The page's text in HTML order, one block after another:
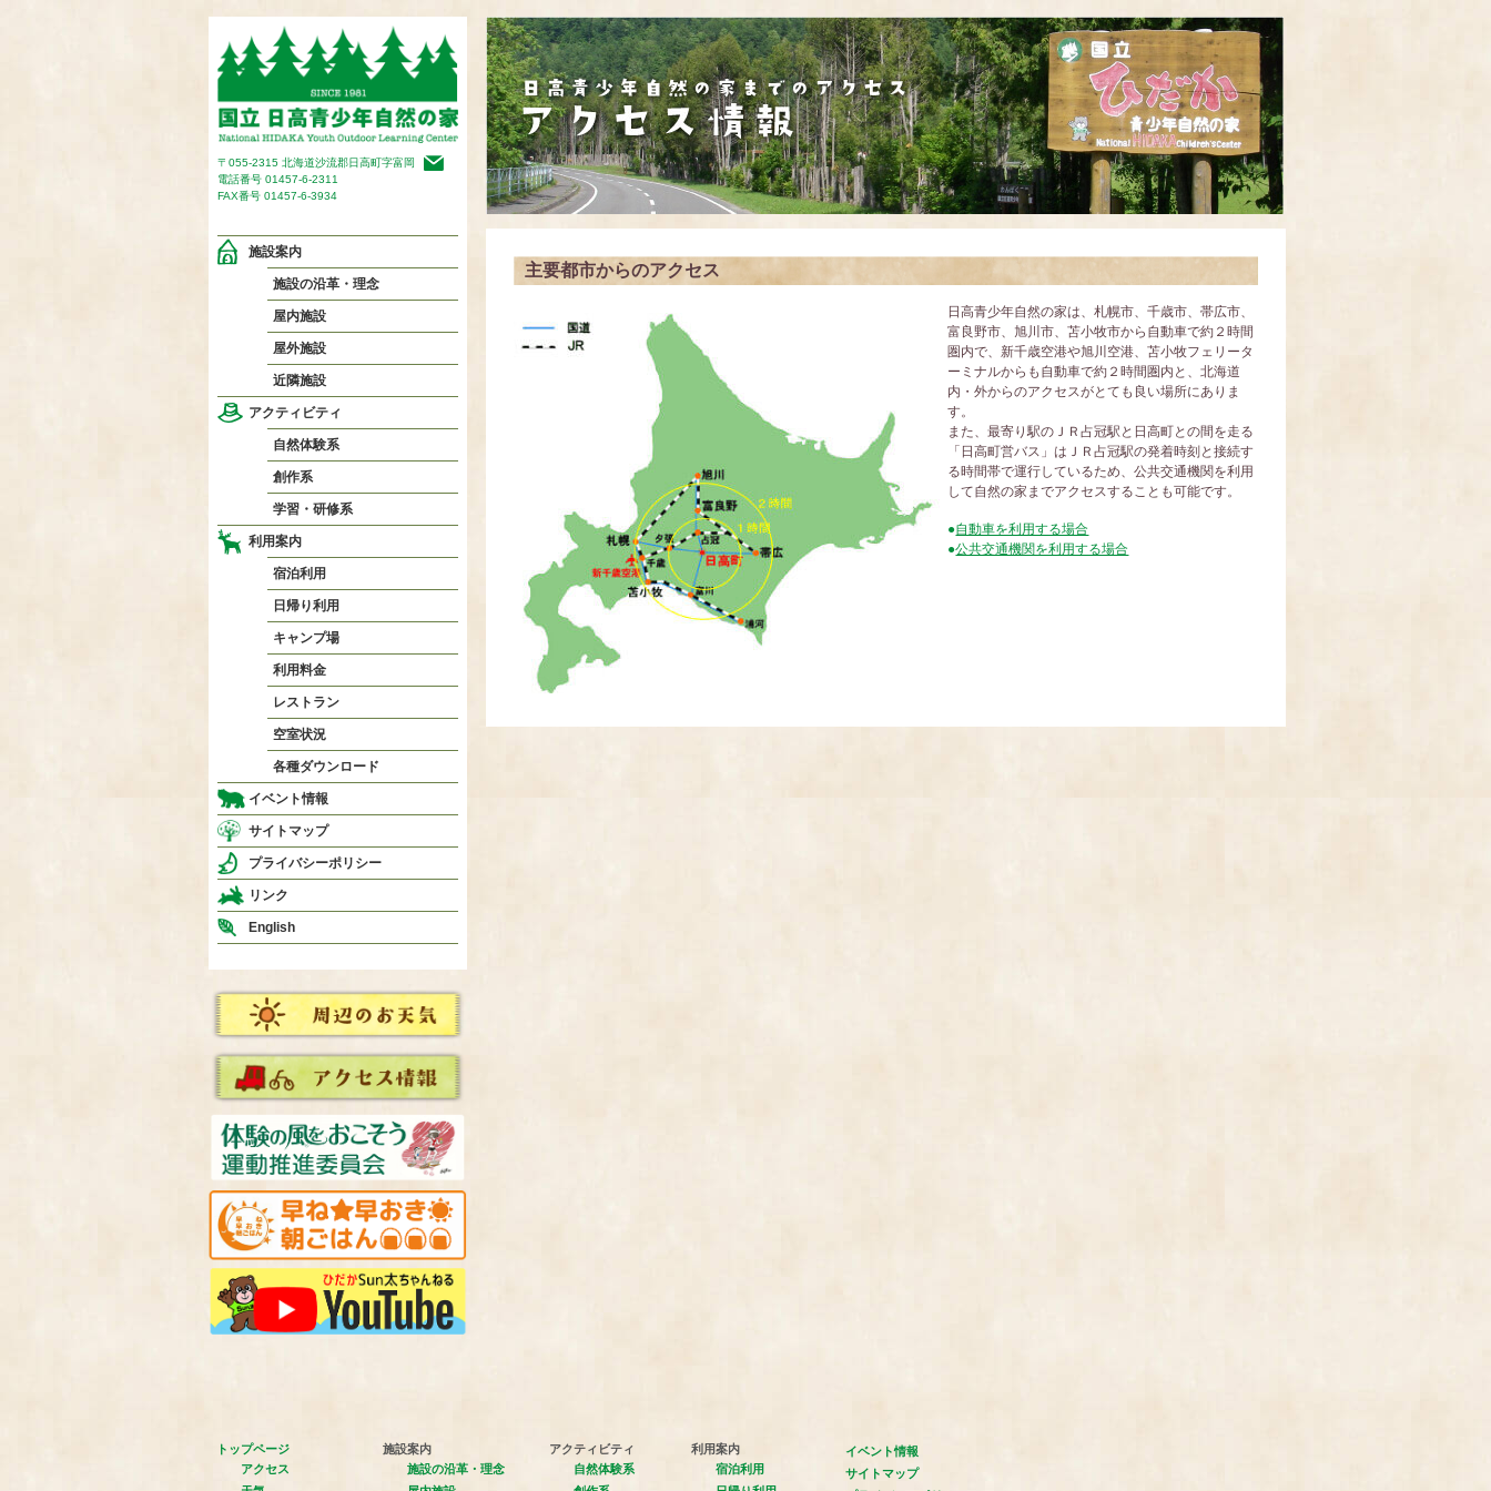
〒055-2315 北海道沙流郡日高町字富岡
電話番号 01457-6-2311
FAX番号 01457-6-3934
施設案内
施設の沿革・理念
屋内施設
屋外施設
近隣施設
アクティビティ
自然体験系
創作系
学習・研修系
利用案内
宿泊利用
日帰り利用
キャンプ場
利用料金
レストラン
空室状況
各種ダウンロード
イベント情報
サイトマップ
プライバシーポリシー
リンク
English
主要都市からのアクセス
日高青少年自然の家は、札幌市、千歳市、帯広市、
富良野市、旭川市、苫小牧市から自動車で約２時間
圏内で、新千歳空港や旭川空港、苫小牧フェリータ
ーミナルからも自動車で約２時間圏内と、北海道
内・外からのアクセスがとても良い場所にありま
す。
また、最寄り駅のＪＲ占冠駅と日高町との間を走る
「日高町営バス」はＪＲ占冠駅の発着時刻と接続す
る時間帯で運行しているため、公共交通機関を利用
して自然の家までアクセスすることも可能です。
●自動車を利用する場合
●公共交通機関を利用する場合
トップページ
アクセス
施設案内
施設の沿革・理念
アクティビティ
自然体験系
利用案内
宿泊利用
イベント情報
サイトマップ